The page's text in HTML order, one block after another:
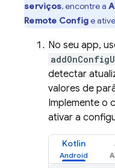
serviços, encontre a
Remote Confige
No seu app,
detectar
valores de
Implemente o
ativar a
Kotlin